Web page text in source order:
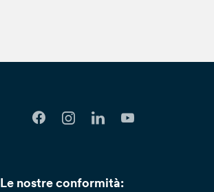
Le nostre conformità: